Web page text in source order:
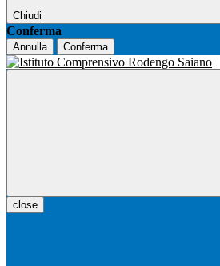
Chiudi
Conferma
Annulla Conferma
close